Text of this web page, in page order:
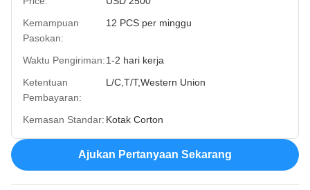
Kemampuan
Pasokan:
12 PCS per minggu
Waktu Pengiriman:1-2 hari kerja
Ketentuan
Pembayaran:
L/C,T/T,Western Union
Kemasan Standar: Kotak Corton
Ajukan Pertanyaan Sekarang